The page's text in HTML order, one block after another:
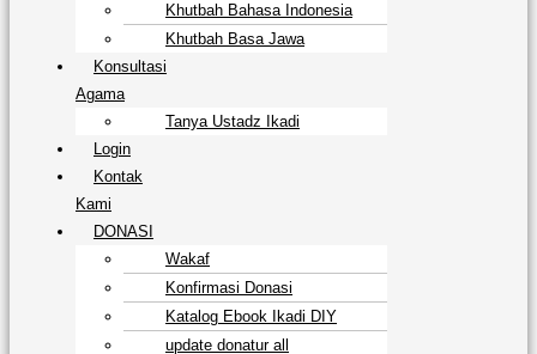
Khutbah Bahasa Indonesia
Khutbah Basa Jawa
Konsultasi
Agama
Tanya Ustadz Ikadi
Login
Kontak
Kami
DONASI
Wakaf
Konfirmasi Donasi
Katalog Ebook Ikadi DIY
update donatur all